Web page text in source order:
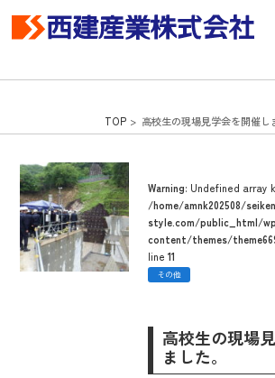
TOP > 高校生の現場見学会を開催し
Warning: Undefined array
/home/amnk202508/
style.com/public_html/
content/themes/
line 11
その他
高校生の現場
ました。